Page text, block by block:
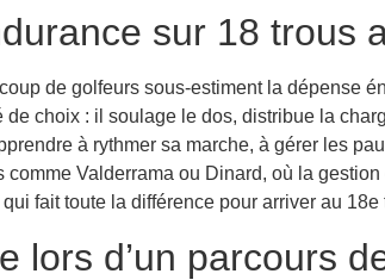
sur 18 trous
de golfeurs sous-estiment la dépense
choix : il soulage le dos, distribue la
à rythmer sa marche, à gérer les
Valderrama ou Dinard, où la
fait toute la différence pour arriver au
lors d’un parcours